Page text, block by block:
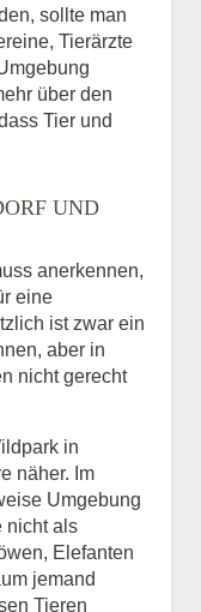
sollte man
Tierärzte
über den
Tier und
UND
anerkennen,
eine
ist zwar ein
aber in
nicht gerecht
in
näher. Im
Umgebung
nicht als
Elefanten
jemand
Tieren